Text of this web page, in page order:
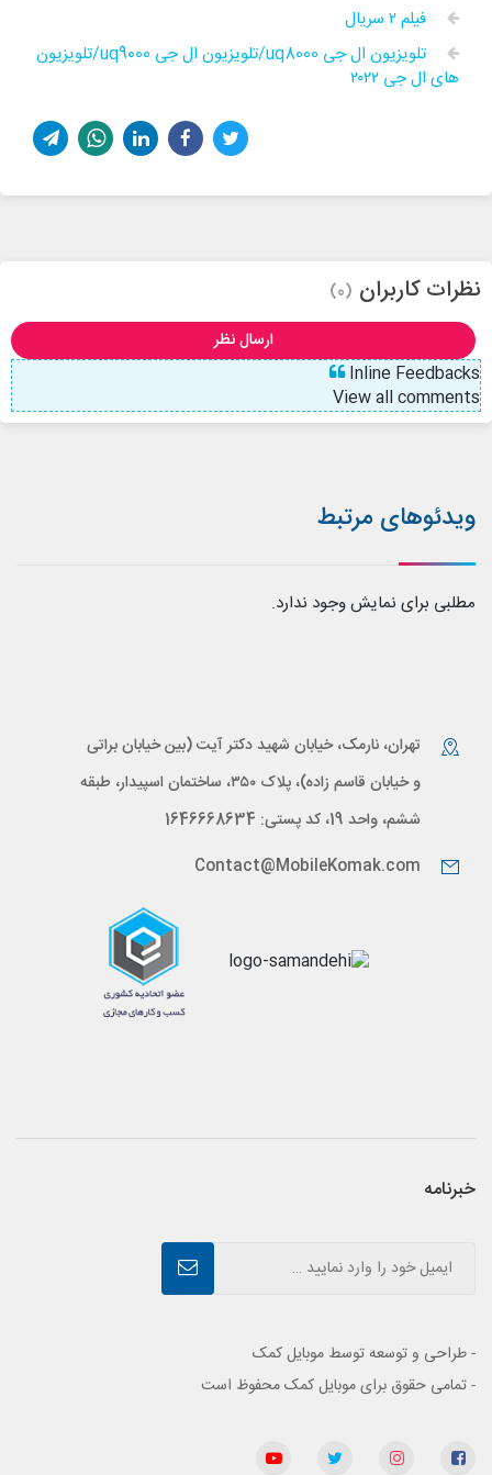
فیلم ۲ سریال
تلویزیون ال جی uq8000/تلویزیون ال جی uq9000/تلویزیون
های ال جی ۲۰۲۲
نظرات کاربران (0)
ارسال نظر
Inline Feedbacks
View all comments
ویدئوهای مرتبط
مطلبی برای نمایش وجود ندارد.
تهران، نارمک، خیابان شهید دکتر آیت (بین خیابان براتی
و خیابان قاسم زاده)، پلاک ۳۵۰، ساختمان اسپیدار، طبقه
ششم، واحد 19، کد پستی: 1646668634
Contact@MobileKomak.com
خبرنامه
- طراحی و توسعه توسط موبایل کمک
- تمامی حقوق برای موبایل کمک محفوظ است